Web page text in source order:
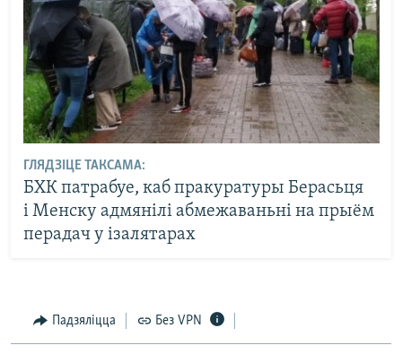
ГЛЯДЗІЦЕ ТАКСАМА:
БХК патрабуе, каб пракуратуры Берасьця
і Менску адмянілі абмежаваньні на прыём
перадач у ізалятарах
Падзяліцца Без VPN